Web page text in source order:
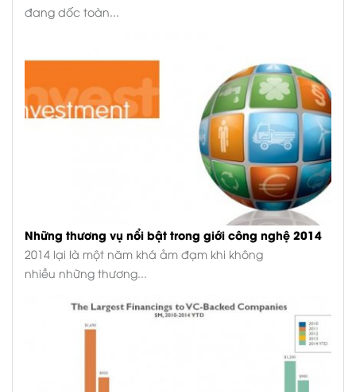
đang dốc toàn...
Những thương vụ nổi bật trong giới công nghệ 2014
2014 lại là một năm khá ảm đạm khi không
nhiều những thương...